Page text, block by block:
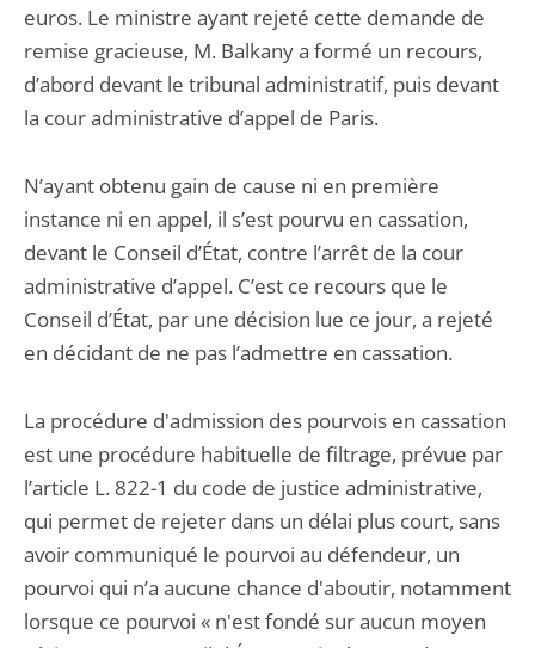
euros. Le ministre ayant rejeté cette demande de
remise gracieuse, M. Balkany a formé un recours,
d’abord devant le tribunal administratif, puis devant
la cour administrative d’appel de Paris.
N’ayant obtenu gain de cause ni en première
instance ni en appel, il s’est pourvu en cassation,
devant le Conseil d’État, contre l’arrêt de la cour
administrative d’appel. C’est ce recours que le
Conseil d’État, par une décision lue ce jour, a rejeté
en décidant de ne pas l’admettre en cassation.
La procédure d'admission des pourvois en cassation
est une procédure habituelle de filtrage, prévue par
l’article L. 822-1 du code de justice administrative,
qui permet de rejeter dans un délai plus court, sans
avoir communiqué le pourvoi au défendeur, un
pourvoi qui n’a aucune chance d'aboutir, notamment
lorsque ce pourvoi « n'est fondé sur aucun moyen